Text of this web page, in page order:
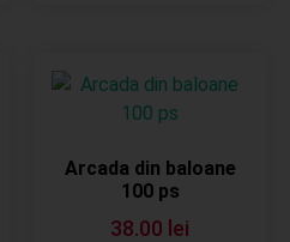
Arcada din baloane
100 ps
38.00 lei